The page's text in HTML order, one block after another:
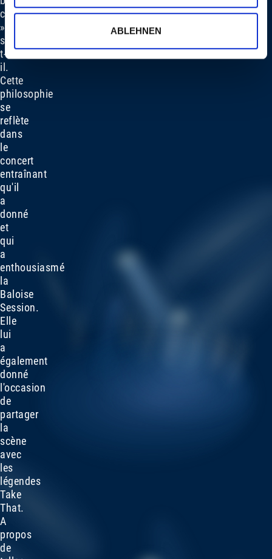
ABLEHNEN
chanson
»,
souligne-
t-
il.
Cette
philosophie
se
reflète
dans
le
concert
entraînant
qu'il
a
donné
et
qui
a
enthousiasmé
la
Baloise
Session.
Elle
lui
a
également
donné
l'occasion
de
partager
la
scène
avec
les
légendes
Take
That.
A
propos
de